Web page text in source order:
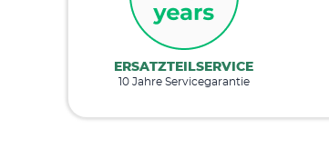
ERSATZTEILSERVICE
10 Jahre Servicegarantie